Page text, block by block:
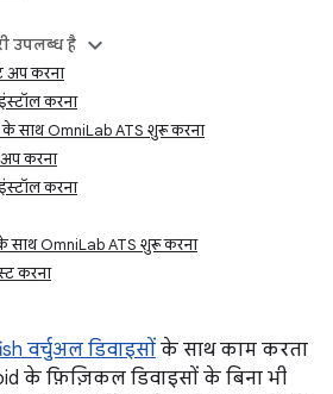
उपलब्ध है
अप करना
करना
साथ OmniLab ATS शुरू करना
करना
करना
साथ OmniLab ATS शुरू करना
करना
वर्चुअल डिवाइसों के साथ काम करता
के फ़िज़िकल डिवाइसों के बिना भी